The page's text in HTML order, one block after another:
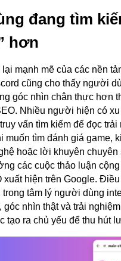
đang tìm
hơn
mạnh mẽ của các nền
cũng cho thấy người
góc nhìn chân thực hơn
Nhiều người hiện có
vấn tìm kiếm để đọc
muốn tìm đánh giá game,
hoặc lời khuyên
các cuộc thảo luận
xuất hiện trên Google.
tâm lý người dùng
góc nhìn thật và trải
tạo ra chủ yếu để thu hút